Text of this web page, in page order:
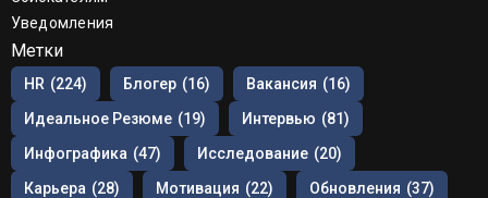
Уведомления
Метки
HR (224) Блогер (16) Вакансия (16)
Идеальное Резюме (19) Интервью (81)
Инфографика (47) Исследование (20)
Карьера (28) Мотивация (22) Обновления (37)